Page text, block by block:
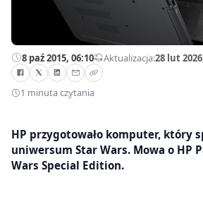
8 paź 2015, 06:10—Aktualizacja:28 lut
1 minuta czytania
HP przygotowało komputer, który
uniwersum Star Wars. Mowa o HP
Wars Special Edition.